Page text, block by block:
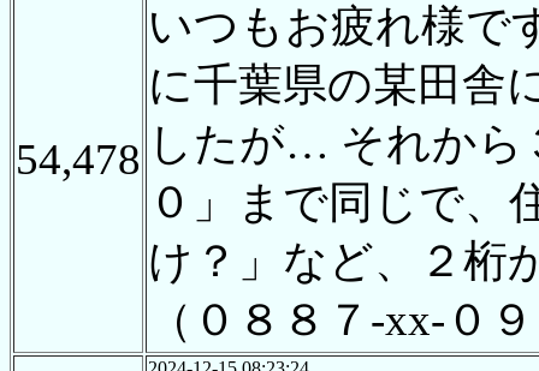
54,478
いつもお疲れ様で
に千葉県の某田舎
したが… それから
０」まで同じで、
け？」など、２桁
（０８８７-xx-０